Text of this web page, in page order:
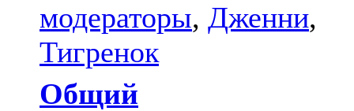
модераторы, Дженни,
Тигренок
Общий